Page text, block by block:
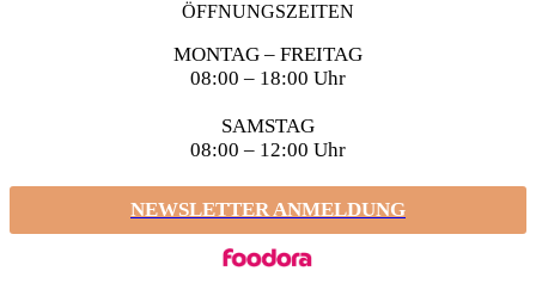
ÖFFNUNGSZEITEN
MONTAG – FREITAG
08:00 – 18:00 Uhr
SAMSTAG
08:00 – 12:00 Uhr
NEWSLETTER ANMELDUNG